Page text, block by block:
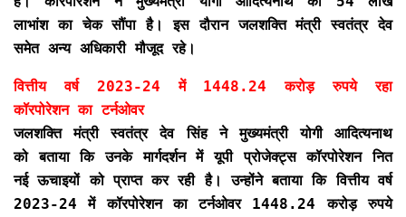
लाभांश का चेक सौंपा है। इस दौरान जलशक्ति मंत्री स्वतंत्र देव
समेत अन्य अधिकारी मौजूद रहे।
वित्तीय वर्ष 2023-24 में 1448.24 करोड़ रुपये रहा
कॉरपोरेशन का टर्नओवर
जलशक्ति मंत्री स्वतंत्र देव सिंह ने मुख्यमंत्री योगी आदित्यनाथ
को बताया कि उनके मार्गदर्शन में यूपी प्रोजेक्ट्स कॉरपोरेशन नित
नई ऊचाइयों को प्राप्त कर रही है। उन्होंने बताया कि वित्तीय वर्ष
2023-24 में कॉरपोरेशन का टर्नओवर 1448.24 करोड़ रुपये